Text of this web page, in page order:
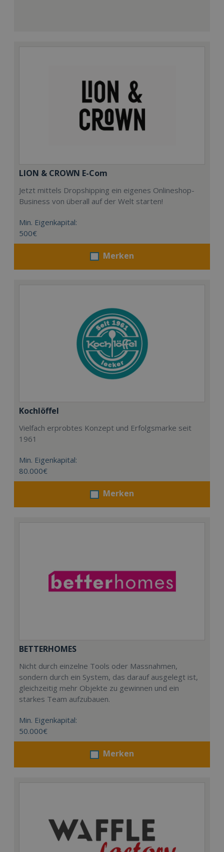
LION & CROWN E-Com
Jetzt mittels Dropshipping ein eigenes Onlineshop-
Business von überall auf der Welt starten!
Min. Eigenkapital:
500€
Merken
Kochlöffel
Vielfach erprobtes Konzept und Erfolgsmarke seit
1961
Min. Eigenkapital:
80.000€
Merken
BETTERHOMES
Nicht durch einzelne Tools oder Massnahmen,
sondern durch ein System, das darauf ausgelegt ist,
gleichzeitig mehr Objekte zu gewinnen und ein
starkes Team aufzubauen.
Min. Eigenkapital:
50.000€
Merken